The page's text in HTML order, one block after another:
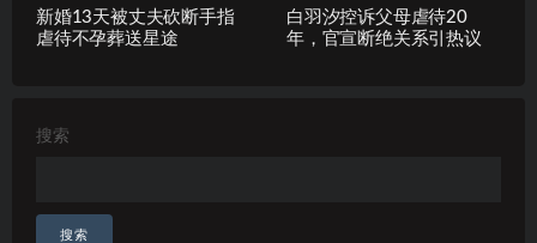
新婚13天被丈夫砍断手指
虐待不孕葬送星途
白羽汐控诉父母虐待20
年，官宣断绝关系引热议
搜索
搜索